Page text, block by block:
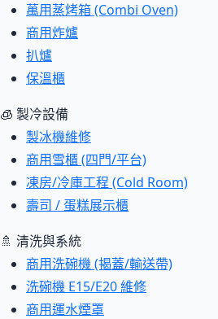
萬用蒸烤箱 (Combi Oven)
商用炸爐
扒爐
保溫櫃
🧊 製冷設備
製冰機維修
商用雪櫃 (四門/平台)
凍房/冷庫工程 (Cold Room)
壽司 / 蛋糕展示櫃
🚿 清洗與系統
商用洗碗機 (揭蓋/輸送帶)
洗碗機 E15/E20 維修
商用運水煙罩